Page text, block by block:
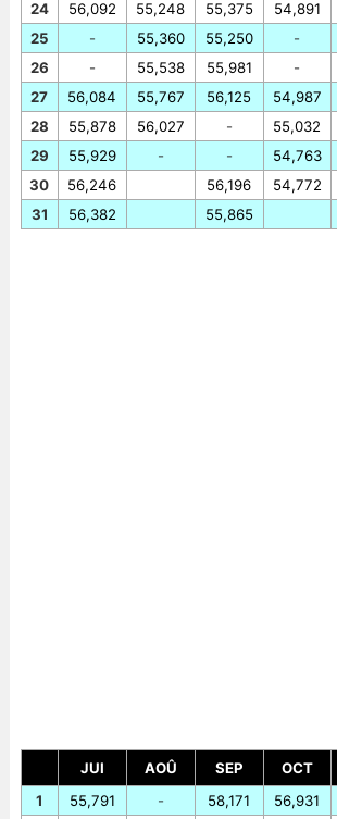
24
25
26
27
28
29
30
31
56,092
-
-
56,084
55,878
55,929
56,246
56,382
55,248
55,360
55,538
55,767
56,027
-
55,375
55,250
55,981
56,125
-
-
56,196
55,865
54,891
-
-
54,987
55,032
54,763
54,772
JUI AOÛ SEP OCT
1
55,791
-
58,171
56,931